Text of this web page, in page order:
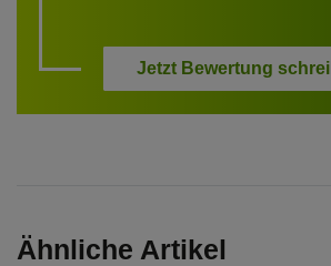
Jetzt Bewertung
Ähnliche Artikel